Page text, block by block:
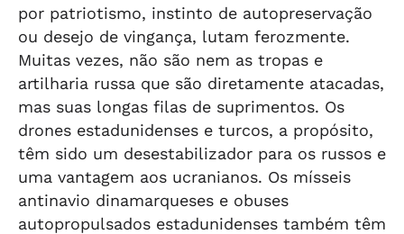
por patriotismo, instinto de autopreservação
ou desejo de vingança, lutam ferozmente.
Muitas vezes, não são nem as tropas e
artilharia russa que são diretamente atacadas,
mas suas longas filas de suprimentos. Os
drones estadunidenses e turcos, a propósito,
têm sido um desestabilizador para os russos e
uma vantagem aos ucranianos. Os mísseis
antinavio dinamarqueses e obuses
autopropulsados estadunidenses também têm